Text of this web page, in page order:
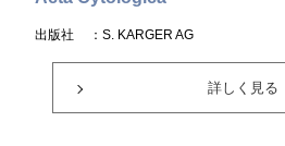
出版社 ：S. KARGER AG
詳しく見る